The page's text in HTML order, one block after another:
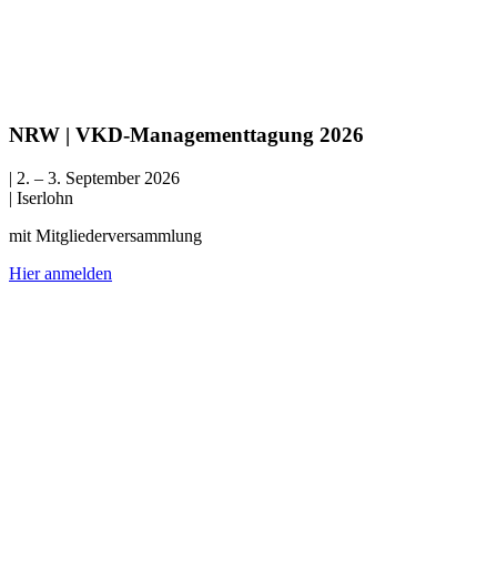
NRW | VKD-Managementtagung 2026
| 2. – 3. September 2026
| Iserlohn
mit Mitgliederversammlung
Hier anmelden